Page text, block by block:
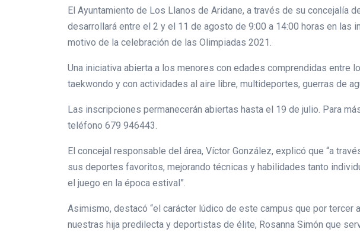
El Ayuntamiento de Los Llanos de Aridane, a través de su concejalía
desarrollará entre el 2 y el 11 de agosto de 9:00 a 14:00 horas en
motivo de la celebración de las Olimpiadas 2021.
Una iniciativa abierta a los menores con edades comprendidas
taekwondo y con actividades al aire libre, multideportes, guerras de
Las inscripciones permanecerán abiertas hasta el 19 de julio. Para
teléfono 679 946443.
El concejal responsable del área, Víctor González, explicó que “a
sus deportes favoritos, mejorando técnicas y habilidades tanto
el juego en la época estival”.
Asimismo, destacó “el carácter lúdico de este campus que por
nuestras hija predilecta y deportistas de élite, Rosanna Simón que